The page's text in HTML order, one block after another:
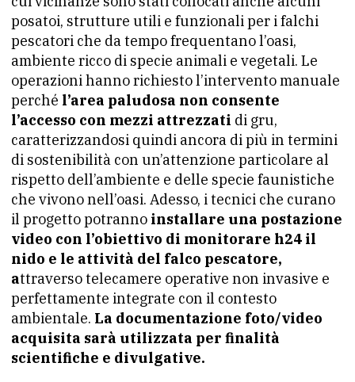
posatoi, strutture utili e funzionali per i falchi
pescatori che da tempo frequentano l’oasi,
ambiente ricco di specie animali e vegetali. Le
operazioni hanno richiesto l’intervento manuale
perché l’area paludosa non consente
l’accesso con mezzi attrezzati di gru,
caratterizzandosi quindi ancora di più in termini
di sostenibilità con un’attenzione particolare al
rispetto dell’ambiente e delle specie faunistiche
che vivono nell’oasi. Adesso, i tecnici che curano
il progetto potranno installare una postazione
video con l’obiettivo di monitorare h24 il
nido e le attività del falco pescatore,
attraverso telecamere operative non invasive e
perfettamente integrate con il contesto
ambientale. La documentazione foto/video
acquisita sarà utilizzata per finalità
scientifiche e divulgative.